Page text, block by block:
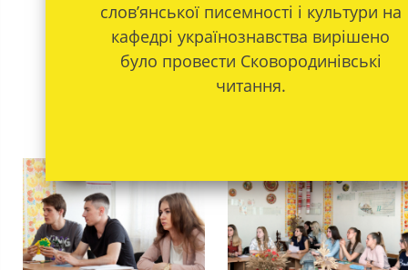
слов’янської писемності і культури на
кафедрі українознавства вирішено
було провести Сковородинівські
читання.